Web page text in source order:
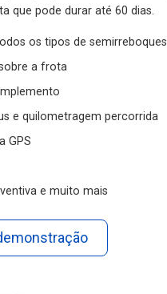
que pode durar até 60 dias.
os tipos de semirreboques
a frota
e quilometragem percorrida
GPS
e muito mais